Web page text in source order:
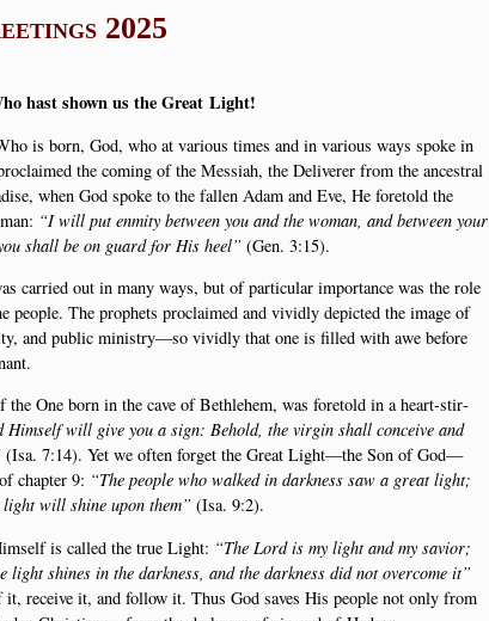
2025
hast shown us the Gre­at Light!
is born, God, who at various times and in various ways spo­ke in
the com­ing of the Mes­si­ah, the Deli­ve­rer from the ance­stral
when God spo­ke to the fal­len Adam and Eve, He fore­told the
“I will put enmi­ty betwe­en you and the woman, and betwe­en your
shall be on guard for His heel” (Gen. 3:15).
car­ri­ed out in many ways, but of par­ti­cu­lar importan­ce was the role
The prop­hets pro­clai­med and vivid­ly depi­cted the ima­ge of
and public ministry—so vivid­ly that one is fil­led with awe befo­re
One born in the cave of Bet­hle­hem, was fore­told in a heart-stir­
Him­self will give you a sign: Behold, the vir­gin shall con­cei­ve and
(Isa. 7:14). Yet we often for­get the Gre­at Light—the Son of God—
chap­ter 9: “The peop­le who wal­ked in dark­ness saw a gre­at light;
will shine upon them” (Isa. 9:2).
is cal­led the true Light: “The Lord is my light and my savi­or;
light shin­es in the dark­ness, and the dark­ness did not overco­me it”
recei­ve it, and fol­low it. Thus God saves His peop­le not only from